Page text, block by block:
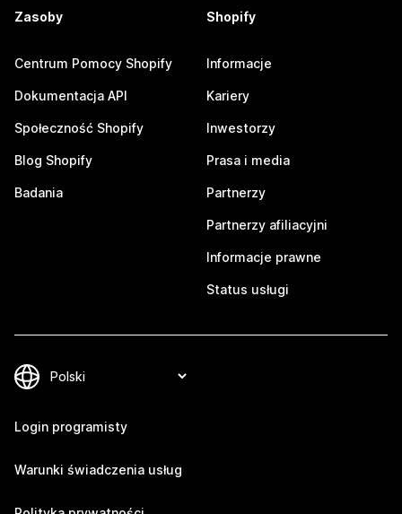
Zasoby
Centrum Pomocy Shopify
Dokumentacja API
Społeczność Shopify
Blog Shopify
Badania
Shopify
Informacje
Kariery
Inwestorzy
Prasa i media
Partnerzy
Partnerzy afiliacyjni
Informacje prawne
Status usługi
Login programisty
Warunki świadczenia usług